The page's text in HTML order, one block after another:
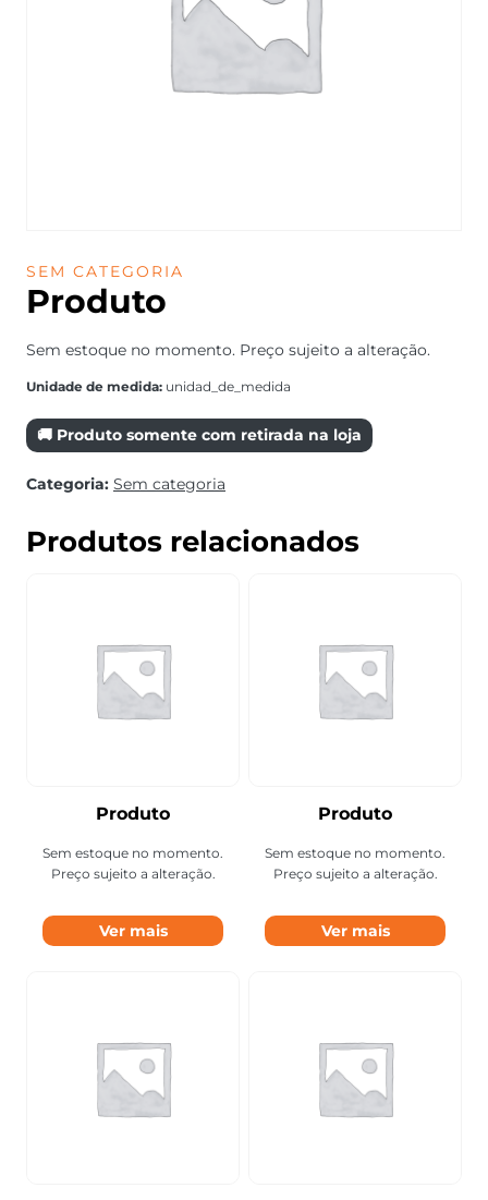
SEM CATEGORIA
Produto
Sem estoque no momento. Preço sujeito a alteração.
Unidade de medida: unidad_de_medida
🚚 Produto somente com retirada na loja
Categoria: Sem categoria
Produtos relacionados
Produto
Sem estoque no momento.
Preço sujeito a alteração.
Ver mais
Produto
Sem estoque no momento.
Preço sujeito a alteração.
Ver mais